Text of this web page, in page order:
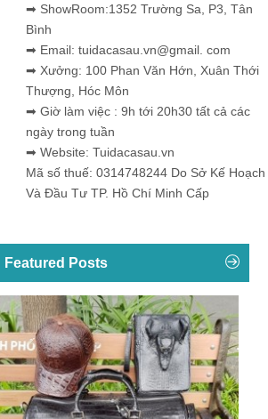
➡ ShowRoom:1352 Trường Sa, P3, Tân
Bình
➡ Email: tuidacasau.vn@gmail. com
➡ Xưởng: 100 Phan Văn Hớn, Xuân Thới
Thượng, Hóc Môn
➡ Giờ làm việc : 9h tới 20h30 tất cả các
ngày trong tuần
➡ Website: Tuidacasau.vn
Mã số thuế: 0314748244 Do Sở Kế Hoạch
Và Đầu Tư TP. Hồ Chí Minh Cấp
Featured Posts